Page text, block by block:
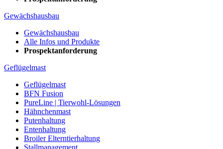
Gewächshausbau
Gewächshausbau
Alle Infos und Produkte
Prospektanforderung
Geflügelmast
Geflügelmast
BFN Fusion
PureLine | Tierwohl-Lösungen
Hähnchenmast
Putenhaltung
Entenhaltung
Broiler Elterntierhaltung